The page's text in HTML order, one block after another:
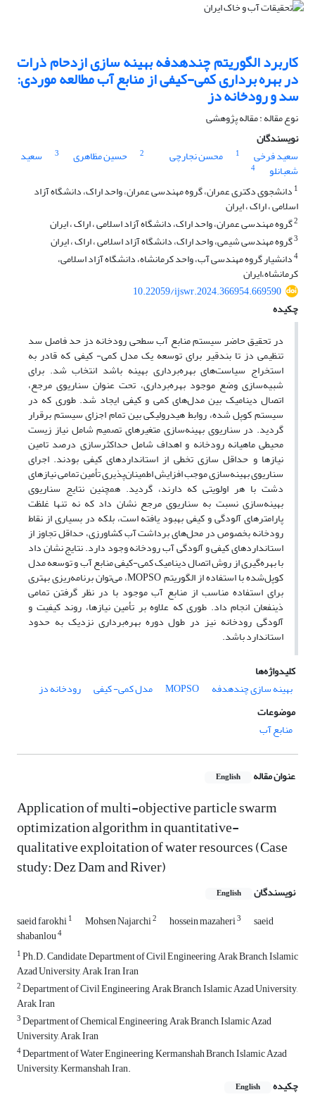
کاربرد الگوریتم چندهدفه بهینه سازی ازدحام ذرات
در بهره برداری کمی-کیفی از منابع آب مطالعه موردی:
سد و رودخانه دز
نوع مقاله : مقاله پژوهشی
نویسندگان
سعید فرخی
1 محسن نجارچی 2 حسین مظاهری 3 سعید
شعبانلو
4
1 دانشجوی دکتری عمران، گروه مهندسی عمران، واحد اراک، دانشگاه آزاد
اسلامی ، اراک ، ایران
2گروه مهندسی عمران، واحد اراک، دانشگاه آزاد اسلامی ، اراک ، ایران
3گروه مهندسی شیمی، واحد اراک، دانشگاه آزاد اسلامی ، اراک ، ایران
4دانشیار گروه مهندسی آب، واحد کرمانشاه، دانشگاه آزاد اسلامی،
کرمانشاه،ایران
10.22059/ijswr.2024.366954.669590
چکیده
در تحقیق حاضر سیستم منابع آب سطحی رودخانه دز حد فاصل سد
تنظیمی دز تا بندقیر برای توسعه یک مدل کمی- کیفی که قادر به
استخراج سیاست‌های بهره‌برداری بهینه باشد انتخاب شد. برای
شبیه‌سازی وضع موجود بهره‌برداری، تحت عنوان سناریوی مرجع،
اتصال دینامیک بین مدل‌های کمی و کیفی ایجاد شد. طوری که در
سیستم کوپل شده، روابط هیدرولیکی بین تمام اجزای سیستم برقرار
گردید. در سناریوی بهینه‌سازی متغیرهای تصمیم شامل نیاز زیست
محیطی ماهیانه رودخانه و اهداف شامل حداکثرسازی درصد تامین
نیازها و حداقل سازی تخطی از استانداردهای کیفی بودند. اجرای
سناریوی بهینه‌سازی موجب افزایش اطمینان‌پذیری تأمین تمامی نیازهای
دشت با هر اولویتی که دارند، گردید. همچنین نتایج سناریوی
بهینه‌سازی نسبت به سناریوی مرجع نشان داد که نه تنها غلظت
پارامترهای آلودگی و کیفی بهبود یافته است، بلکه در بسیاری از نقاط
رودخانه بخصوص در محل‌های برداشت آب کشاورزی، حداقل تجاوز از
استانداردهای کیفی و آلودگی آب رودخانه وجود دارد. نتایج نشان داد
با بهره‌گیری از روش اتصال دینامیک کمی-کیفی منابع آب و توسعه مدل
کوپل‌شده با استفاده از الگوریتم MOPSO، می‌توان برنامه‌ریزی بهتری
برای استفاده مناسب از منابع آب موجود با در نظر گرفتن تمامی
ذینفعان انجام داد. طوری که علاوه بر تأمین نیازها، روند کیفیت و
آلودگی رودخانه نیز در طول دوره بهره‌برداری نزدیک به حدود
استاندارد باشد.
کلیدواژه‌ها
بهینه سازی چندهدفه
MOPSO مدل کمی- کیفی
رودخانه دز
موضوعات
منابع آب
عنوان مقاله English
Application of multi-objective particle swarm
optimization algorithm in quantitative-
qualitative exploitation of water resources (Case
study: Dez Dam and River)
نویسندگان English
saeid farokhi1 Mohsen Najarchi2 hossein mazaheri3 saeid
shabanlou4
1Ph.D. Candidate, Department of Civil Engineering, Arak Branch, Islamic
Azad University, Arak, Iran, Iran
2Department of Civil Engineering, Arak Branch, Islamic Azad University,
Arak, Iran
3Department of Chemical Engineering, Arak Branch, Islamic Azad
University, Arak, Iran
4Department of Water Engineering, Kermanshah Branch, Islamic Azad
University, Kermanshah, Iran.
چکیده
English